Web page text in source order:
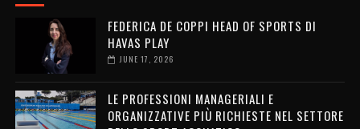
FEDERICA DE COPPI HEAD OF SPORTS DI
HAVAS PLAY
JUNE 17, 2026
LE PROFESSIONI MANAGERIALI E
ORGANIZZATIVE PIÙ RICHIESTE NEL SETTORE